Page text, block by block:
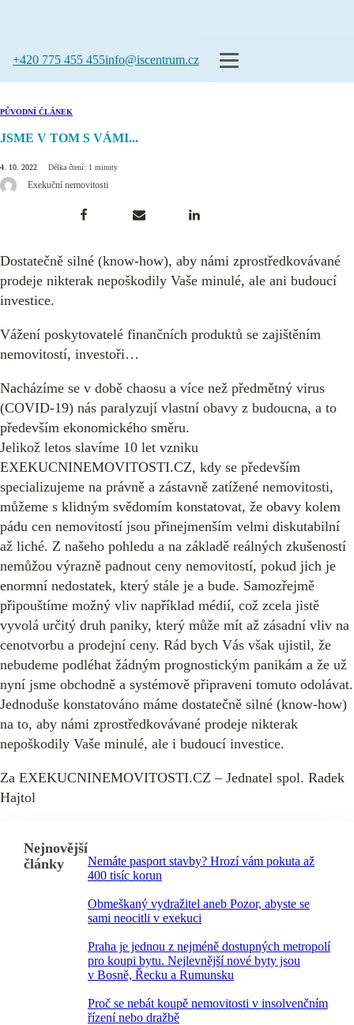
+420 775 455 455info@iscentrum.cz
PŮVODNÍ ČLÁNEK
JSME V TOM S VÁMI...
4. 10. 2022 Délka čtení: 1 minuty
Exekuční nemovitosti
Dostatečně silné (know-how), aby námi zprostředkovávané
prodeje nikterak nepoškodily Vaše minulé, ale ani budoucí
investice.
Vážení poskytovatelé finančních produktů se zajištěním
nemovitostí, investoři…
Nacházíme se v době chaosu a více než předmětný virus
(COVID-19) nás paralyzují vlastní obavy z budoucna, a to
především ekonomického směru.
Jelikož letos slavíme 10 let vzniku
EXEKUCNINEMOVITOSTI.CZ, kdy se především
specializujeme na právně a zástavně zatížené nemovitosti,
můžeme s klidným svědomím konstatovat, že obavy kolem
pádu cen nemovitostí jsou přinejmenším velmi diskutabilní
až liché. Z našeho pohledu a na základě reálných zkušeností
nemůžou výrazně padnout ceny nemovitostí, pokud jich je
enormní nedostatek, který stále je a bude. Samozřejmě
připouštíme možný vliv například médií, což zcela jistě
vyvolá určitý druh paniky, který může mít až zásadní vliv na
cenotvorbu a prodejní ceny. Rád bych Vás však ujistil, že
nebudeme podléhat žádným prognostickým panikám a že už
nyní jsme obchodně a systémově připraveni tomuto odolávat.
Jednoduše konstatováno máme dostatečně silné (know-how)
na to, aby námi zprostředkovávané prodeje nikterak
nepoškodily Vaše minulé, ale i budoucí investice.
Za EXEKUCNINEMOVITOSTI.CZ – Jednatel spol. Radek
Hajtol
Nejnovější
články
Nemáte pasport stavby? Hrozí vám pokuta až
400 tisíc korun
Obmeškaný vydražitel aneb Pozor, abyste se
sami neocitli v exekuci
Praha je jednou z nejméně dostupných metropolí
pro koupi bytu. Nejlevnější nové byty jsou
v Bosně, Řecku a Rumunsku
Proč se nebát koupě nemovitosti v insolvenčním
řízení nebo dražbě